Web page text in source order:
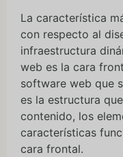
La característica
con respecto al
infraestructura
web es la cara
software web que
es la estructura
contenido, los
características
cara frontal.